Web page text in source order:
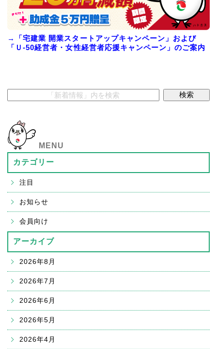
→「宅建業 開業スタートアップキャンペーン」および
「Ｕ-50経営者・女性経営者応援キャンペーン」のご案内
MENU
カテゴリー
注目
お知らせ
会員向け
アーカイブ
2026年8月
2026年7月
2026年6月
2026年5月
2026年4月